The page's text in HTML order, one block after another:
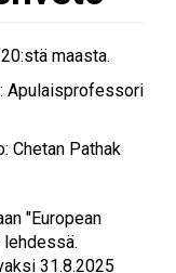
maasta.
Apulaisprofessori
Chetan Pathak
"European
31.8.2025